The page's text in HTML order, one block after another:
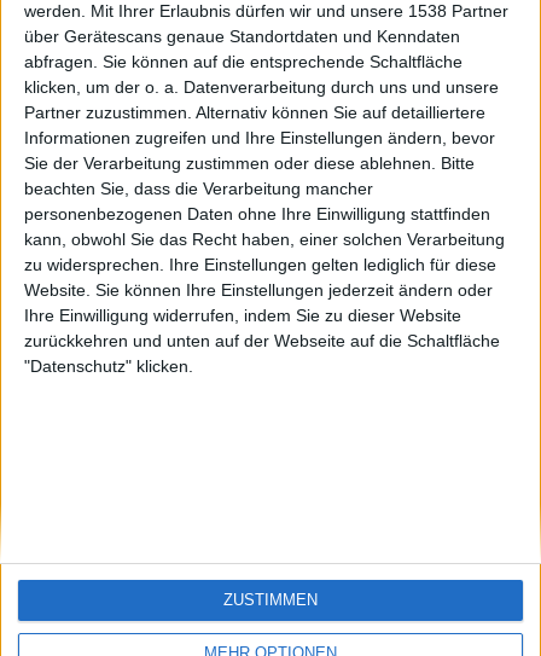
werden. Mit Ihrer Erlaubnis dürfen wir und unsere 1538 Partner
über Gerätescans genaue Standortdaten und Kenndaten
abfragen. Sie können auf die entsprechende Schaltfläche
klicken, um der o. a. Datenverarbeitung durch uns und unsere
Partner zuzustimmen. Alternativ können Sie auf detailliertere
Informationen zugreifen und Ihre Einstellungen ändern, bevor
Sie der Verarbeitung zustimmen oder diese ablehnen. Bitte
beachten Sie, dass die Verarbeitung mancher
personenbezogenen Daten ohne Ihre Einwilligung stattfinden
kann, obwohl Sie das Recht haben, einer solchen Verarbeitung
zu widersprechen. Ihre Einstellungen gelten lediglich für diese
Website. Sie können Ihre Einstellungen jederzeit ändern oder
Ihre Einwilligung widerrufen, indem Sie zu dieser Website
zurückkehren und unten auf der Webseite auf die Schaltfläche
"Datenschutz" klicken.
ZUSTIMMEN
EnzRRh eek
Si vous êtes francophone, vous devriez aller
🇺🇸 We noticed you’re visiting
from an English-speaking
country
Join our American version now and be
among the firsts to submit your score
on our leaderboards!
Let's visit GeoHeroes.com!